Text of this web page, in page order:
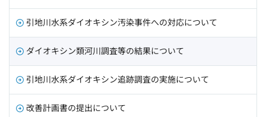
引地川水系ダイオキシン汚染事件への対応について
ダイオキシン類河川調査等の結果について
引地川水系ダイオキシン追跡調査の実施について
改善計画書の提出について